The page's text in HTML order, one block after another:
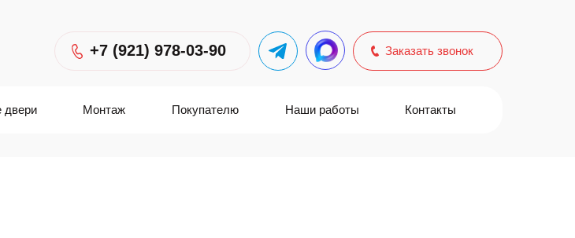
Заказать звонок
+7 (921) 978-03-90
Контакты
Наши работы
Покупателю
Монтаж
двери